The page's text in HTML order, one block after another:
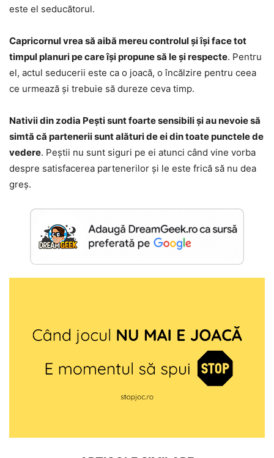
este el seducătorul.
Capricornul vrea să aibă mereu controlul și își face tot
timpul planuri pe care își propune să le și respecte. Pentru
el, actul seducerii este ca o joacă, o încălzire pentru ceea
ce urmează și trebuie să dureze ceva timp.
Nativii din zodia Pești sunt foarte sensibili și au nevoie să
simtă că partenerii sunt alături de ei din toate punctele de
vedere. Peștii nu sunt siguri pe ei atunci când vine vorba
despre satisfacerea partenerilor și le este frică să nu dea
greș.